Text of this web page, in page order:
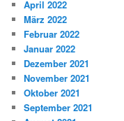
April 2022
März 2022
Februar 2022
Januar 2022
Dezember 2021
November 2021
Oktober 2021
September 2021